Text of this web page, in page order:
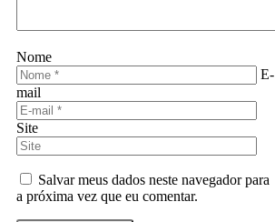
Nome
E-
mail
Site
Salvar meus dados neste navegador para
a próxima vez que eu comentar.